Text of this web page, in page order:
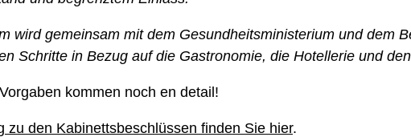
wird gemeinsam mit dem Gesundheitsministerium und dem
Schritte in Bezug auf die Gastronomie, die Hotellerie und
kommen noch en detail!
zu den Kabinettsbeschlüssen finden Sie hier.